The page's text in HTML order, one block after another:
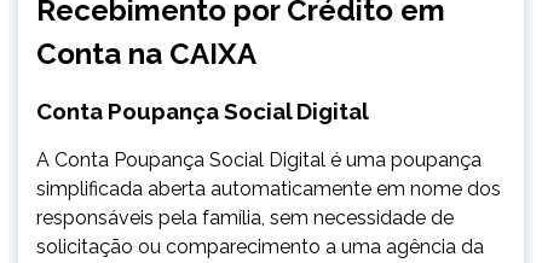
Recebimento por Crédito em
Conta na CAIXA
​Conta Poupança Social Digital
A Conta Poupança Social Digital é uma poupança
simplificada aberta automaticamente em nome dos
responsáveis pela família, sem necessidade de
solicitação ou comparecimento a uma agência da